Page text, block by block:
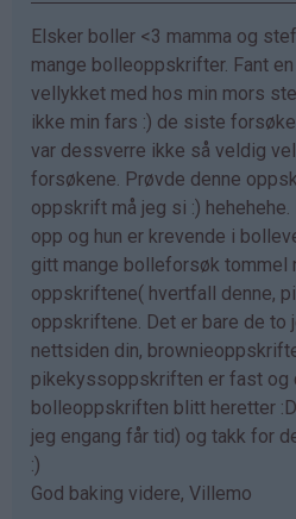
bekreftet)
Elsker boller <3 mamma og
mange bolleoppskrifter. Fant
vellykket med hos min mors
ikke min fars :) de siste
var dessverre ikke så veldig
forsøkene. Prøvde denne
oppskrift må jeg si :)
opp og hun er krevende i
gitt mange bolleforsøk tommel
oppskriftene( hvertfall denne,
oppskriftene. Det er bare de to
nettsiden din,
pikekyssoppskriften er fast og
bolleoppskriften blitt heretter
jeg engang får tid) og takk for
:)
God baking videre, Villemo